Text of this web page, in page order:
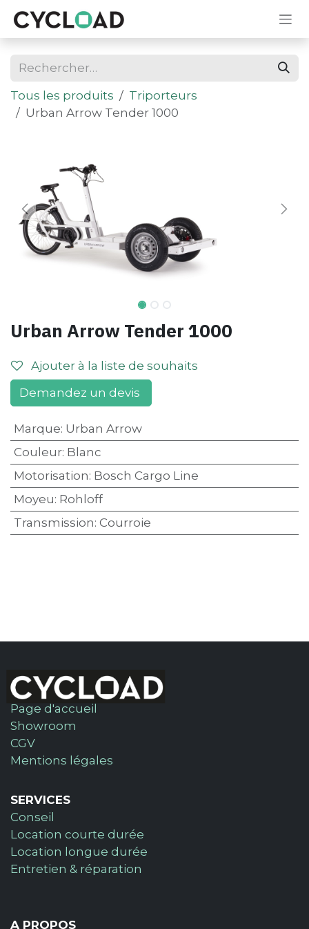
Se rendre au contenu
Tous les produits
Triporteurs
Urban Arrow Tender 1000
Urban Arrow Tender 1000
Ajouter à la liste de souhaits
Demandez un devis
Marque: Urban Arrow
Couleur: Blanc
Motorisation: Bosch Cargo Line
Moyeu: Rohloff
Transmission: Courroie
Page d'accueil
Showroom
CGV
Mentions légales
SERVICES
Conseil
Location courte durée
Location longue durée
Entretien & réparation
A PROPOS